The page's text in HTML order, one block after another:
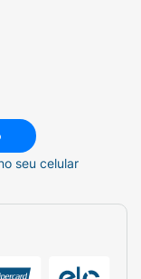
seu celular